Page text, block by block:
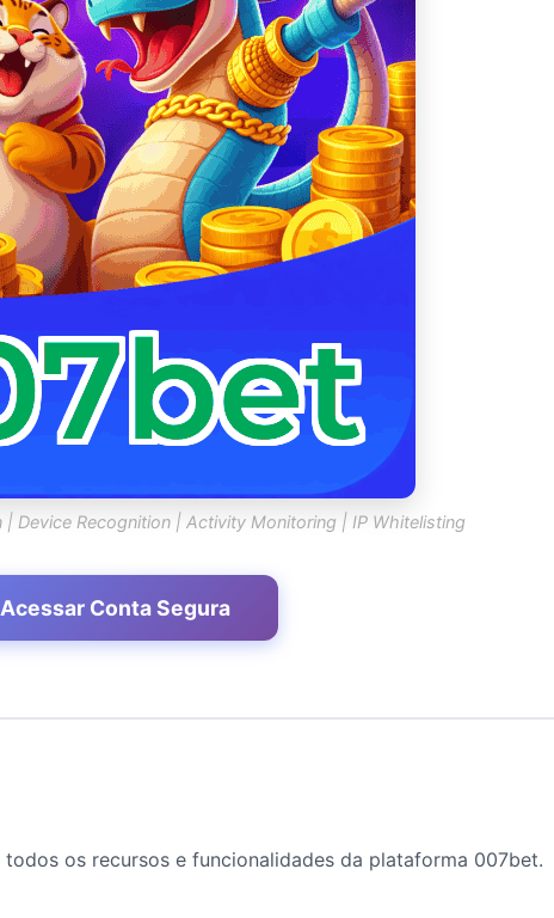
| Device Recognition | Activity Monitoring | IP Whitelisting
Acessar Conta Segura
os recursos e funcionalidades da plataforma 007bet.